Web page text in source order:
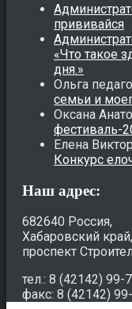
прививайся
«Что такое
дня.»
Ольга
семьи и
Оксана
фестиваль-
Елена
Конкурс
Наш адрес:
682640 Россия,
Хабаровский
проспект
тел.: 8 (42142) 99-
факс: 8 (42142)